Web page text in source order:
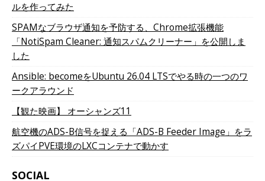
ルを作ってみた
SPAMなブラウザ通知を予防する、Chrome拡張機能
「NotiSpam Cleaner: 通知スパムクリーナー」を公開しま
した
Ansible: becomeをUbuntu 26.04 LTSでやる時の一つのワ
ークアラウンド
【観た映画】 オーシャンズ11
航空機のADS-B信号を捉える「ADS-B Feeder Image」をラ
ズパイPVE環境のLXCコンテナで動かす
SOCIAL